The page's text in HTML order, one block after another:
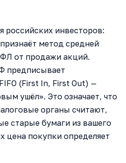
российских инвесторов:
метод средней
от продажи акций.
предписывает
(First In, First Out) —
ушёл». Это означает, что
органы считают,
старые бумаги из вашего
цена покупки определяет